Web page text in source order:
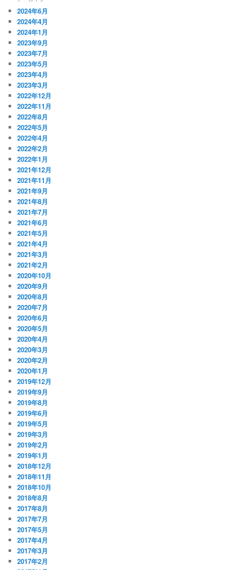
2024年6月
2024年4月
2024年1月
2023年9月
2023年7月
2023年5月
2023年4月
2023年3月
2022年12月
2022年11月
2022年8月
2022年5月
2022年4月
2022年2月
2022年1月
2021年12月
2021年11月
2021年9月
2021年8月
2021年7月
2021年6月
2021年5月
2021年4月
2021年3月
2021年2月
2020年10月
2020年9月
2020年8月
2020年7月
2020年6月
2020年5月
2020年4月
2020年3月
2020年2月
2020年1月
2019年12月
2019年9月
2019年8月
2019年6月
2019年5月
2019年3月
2019年2月
2019年1月
2018年12月
2018年11月
2018年10月
2018年8月
2017年8月
2017年7月
2017年5月
2017年4月
2017年3月
2017年2月